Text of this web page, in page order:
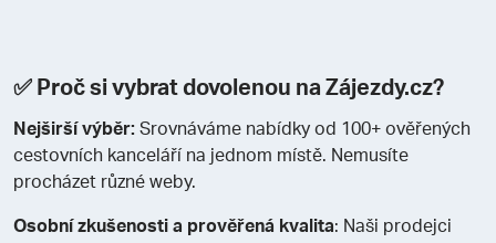
✅ Proč si vybrat dovolenou na Zájezdy.cz?
Nejširší výběr:Srovnáváme nabídky od 100+ ověřených
cestovních kanceláří na jednom místě. Nemusíte
procházet různé weby.
Osobní zkušenosti a prověřená kvalita: Naši prodejci